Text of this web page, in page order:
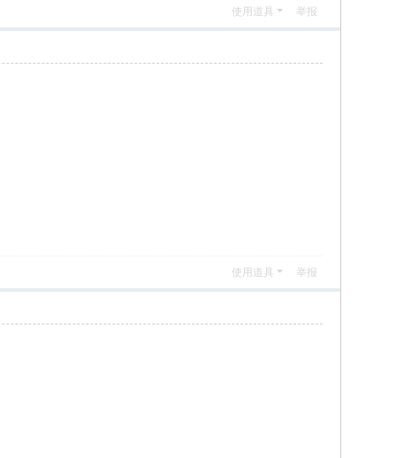
使用道具 举报
使用道具 举报